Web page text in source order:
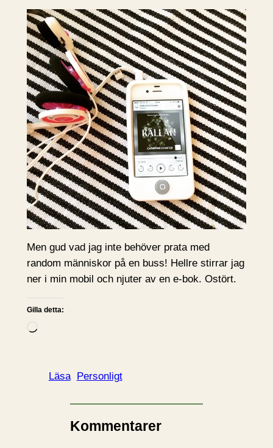
Men gud vad jag inte behöver prata med
random människor på en buss! Hellre stirrar jag
ner i min mobil och njuter av en e-bok. Ostört.
Gilla detta:
L
Läsa Personligt
Kommentarer